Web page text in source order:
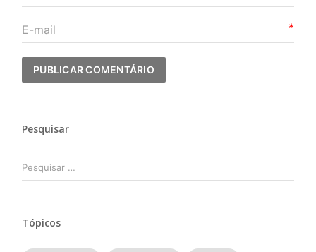
*
Pesquisar
por:
Tópicos